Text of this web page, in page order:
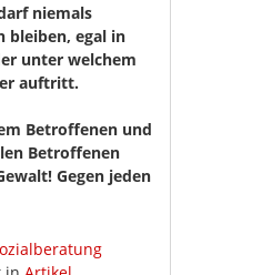
niemals
bleiben, egal in
unter welchem
auftritt.
Betroffenen und
Betroffenen
Gegen jeden